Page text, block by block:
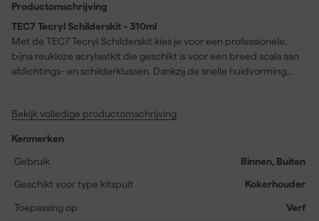
Productomschrijving
TEC7 Tecryl Schilderskit - 310ml
Met de TEC7 Tecryl Schilderskit kies je voor een professionele,
bijna reukloze acrylaatkit die geschikt is voor een breed scala aan
afdichtings- en schilderklussen. Dankzij de snelle huidvorming
schilderskit hecht uitstekend op vrijwel alle bouwmaterialen en
eindresultaat behaalt. Je hoeft je geen zorgen te maken over
vocht of condensatie, want dit product blijft onder zulke
temperatuurbestendigheid van -20°C tot +70°C en een
toepassingstemperatuur tussen +5°C en +40°C is deze acrylaatkit
Bekijk volledige productomschrijving
Kenmerken
Gebruik
Binnen, Buiten
Geschikt voor type kitspuit Kokerhouder
Toepassing op Verf